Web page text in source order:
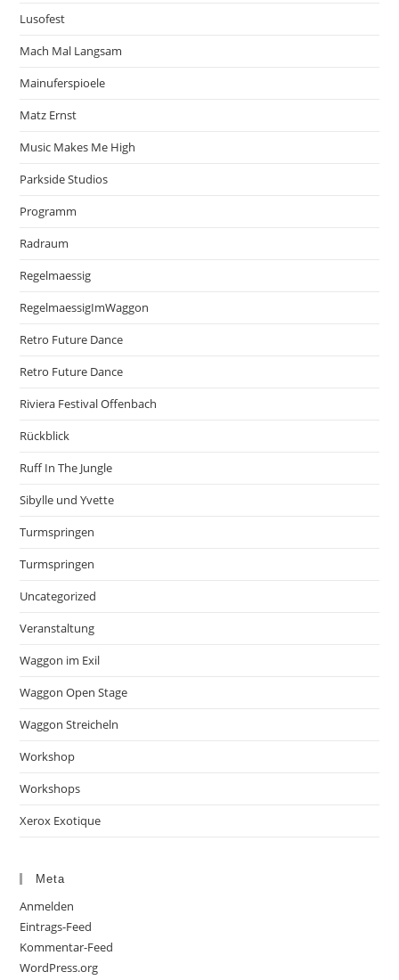
Lusofest
Mach Mal Langsam
Mainuferspioele
Matz Ernst
Music Makes Me High
Parkside Studios
Programm
Radraum
Regelmaessig
RegelmaessigImWaggon
Retro Future Dance
Retro Future Dance
Riviera Festival Offenbach
Rückblick
Ruff In The Jungle
Sibylle und Yvette
Turmspringen
Turmspringen
Uncategorized
Veranstaltung
Waggon im Exil
Waggon Open Stage
Waggon Streicheln
Workshop
Workshops
Xerox Exotique
Meta
Anmelden
Eintrags-Feed
Kommentar-Feed
WordPress.org